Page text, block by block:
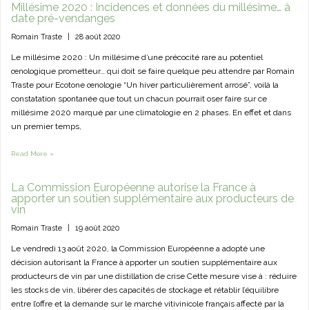
Millésime 2020 : Incidences et données du millésime… à
date pré-vendanges
Romain Traste 28 août 2020
Le millésime 2020 : Un millésime d’une précocité rare au potentiel
œnologique prometteur… qui doit se faire quelque peu attendre par Romain
Traste pour Ecotone œnologie “Un hiver particulièrement arrosé”, voilà la
constatation spontanée que tout un chacun pourrait oser faire sur ce
millésime 2020 marqué par une climatologie en 2 phases. En effet et dans
un premier temps,
Read More »
La Commission Européenne autorise la France à
apporter un soutien supplémentaire aux producteurs de
vin
Romain Traste 19 août 2020
Le vendredi 13 août 2020, la Commission Européenne a adopté une
décision autorisant la France à apporter un soutien supplémentaire aux
producteurs de vin par une distillation de crise Cette mesure vise à : réduire
les stocks de vin, libérer des capacités de stockage et rétablir l’équilibre
entre l’offre et la demande sur le marché vitivinicole français affecté par la